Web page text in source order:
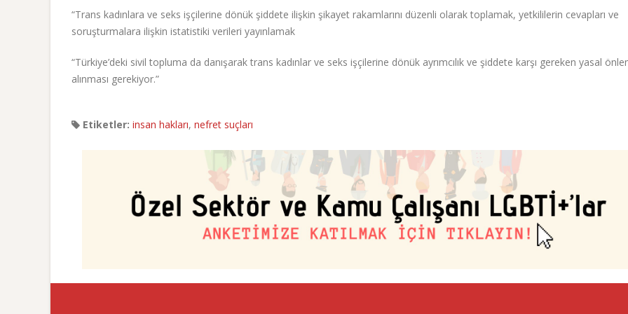
“Trans kadınlara ve seks işçilerine dönük şiddete ilişkin şikayet rakamlarını düzenli olarak toplamak, yetkililerin cevapları ve
soruşturmalara ilişkin istatistiki verileri yayınlamak
“Türkiye’deki sivil topluma da danışarak trans kadınlar ve seks işçilerine dönük ayrımcılık ve şiddete karşı gereken yasal
alınması gerekiyor.”
Etiketler: insan hakları, nefret suçları